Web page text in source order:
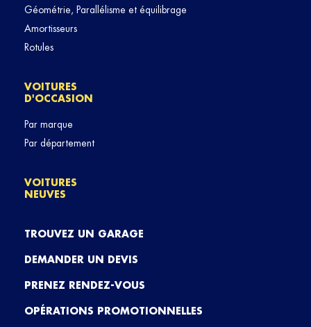
Géométrie, Parallélisme et équilibrage
Amortisseurs
Rotules
VOITURES
D'OCCASION
Par marque
Par département
VOITURES
NEUVES
TROUVEZ UN GARAGE
DEMANDER UN DEVIS
PRENEZ RENDEZ-VOUS
OPÉRATIONS PROMOTIONNELLES